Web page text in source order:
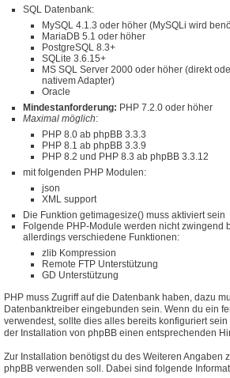
SQL Datenbank:
MySQL 4.1.3 oder höher (MySQLi wird
MariaDB 5.1 oder höher
PostgreSQL 8.3+
SQLite 3.6.15+
MS SQL Server 2000 oder höher (direkt
nativem Adapter)
Oracle
Mindestanforderung: PHP 7.2.0 oder höher
Maximal möglich:
PHP 8.0 ab phpBB 3.3.3
PHP 8.1 ab phpBB 3.3.9
PHP 8.2 und PHP 8.3 ab phpBB 3.3.12
mit folgenden PHP Modulen:
json
XML support
Die Funktion getimagesize() muss aktiviert sein
Folgende PHP-Module werden nicht zwingend
allerdings verschiedene Funktionen:
zlib Kompression
Remote FTP Unterstützung
GD Unterstützung
PHP muss Zugriff auf die Datenbank haben, dazu
Datenbanktreiber eingebunden sein. Wenn du ein
verwendest, sollte dies alles bereits konfiguriert
der Installation von phpBB einen entsprechenden
Zur Installation benötigst du des Weiteren Angaben
phpBB verwenden soll. Dabei sind folgende